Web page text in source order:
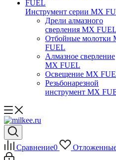
Инструмент серии MX
Дрели алмазного
сверления MX FUEL
Отбойные молотки
FUEL
Алмазное сверление
MX FUEL
Освещение MX
Резьбонарезной
инструмент MX
Сравнение0